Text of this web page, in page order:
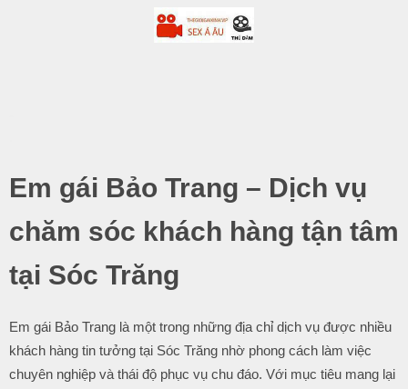
Em gái Bảo Trang – Dịch vụ
chăm sóc khách hàng tận tâm
tại Sóc Trăng
Em gái Bảo Trang là một trong những địa chỉ dịch vụ được nhiều
khách hàng tin tưởng tại Sóc Trăng nhờ phong cách làm việc
chuyên nghiệp và thái độ phục vụ chu đáo. Với mục tiêu mang lại